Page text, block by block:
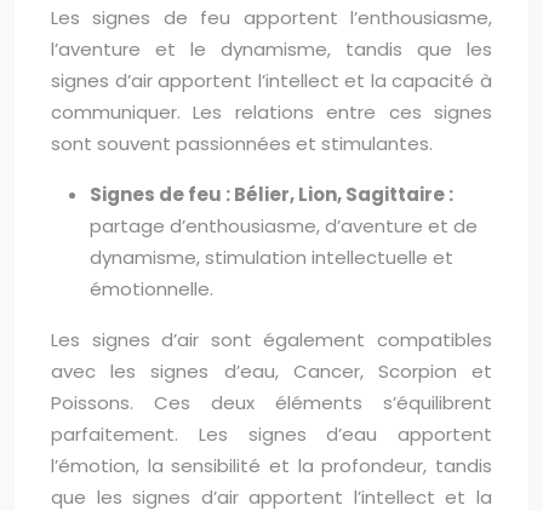
Les signes de feu apportent l’enthousiasme,
l’aventure et le dynamisme, tandis que les
signes d’air apportent l’intellect et la capacité à
communiquer. Les relations entre ces signes
sont souvent passionnées et stimulantes.
Signes de feu : Bélier, Lion, Sagittaire :
partage d’enthousiasme, d’aventure et de
dynamisme, stimulation intellectuelle et
émotionnelle.
Les signes d’air sont également compatibles
avec les signes d’eau, Cancer, Scorpion et
Poissons. Ces deux éléments s’équilibrent
parfaitement. Les signes d’eau apportent
l’émotion, la sensibilité et la profondeur, tandis
que les signes d’air apportent l’intellect et la